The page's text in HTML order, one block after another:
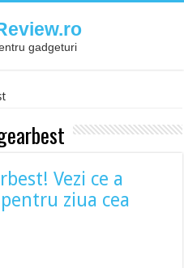
gadgeturi
Vezi ce a
ziua cea